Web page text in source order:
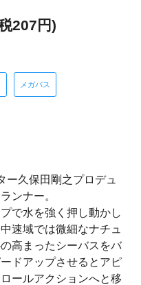
207円)
メガバス
ー久保田剛之プロデュ
ンナー。
で水を強く押し動かし
速域では微細なナチュ
高まったシーバスをバ
ドアップさせるとアピ
ールアクションへと移